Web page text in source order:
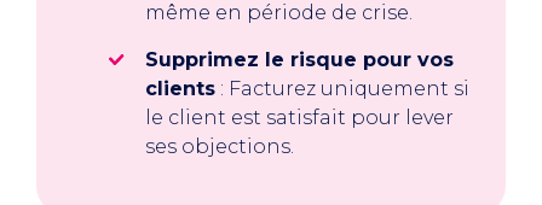
même en période de crise.
Supprimez le risque pour vos
clients : Facturez uniquement si
le client est satisfait pour lever
ses objections.